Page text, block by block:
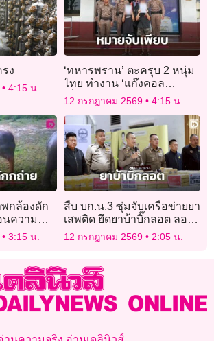
ง
4:15 น.
‘ทหารพราน’ ตะครุบ 2 หนุ่ม
ไทย ทำงาน ‘แก๊งคอล
เซ็นเตอร์’ หลอกให้รัก พบ
หมายจับติดตัวเพียบ
12 กรกฎาคม 2569 4:15 น.
พกล้องดัก
นความ
ผืนป่า
3:15 น.
สืบ บก.น.3 ซุ่มจับเครือข่ายยา
เสพติด ยึดยาบ้าบิ๊กลอต ลอบ
ขนเข้ากรุง
12 กรกฎาคม 2569 2:05 น.